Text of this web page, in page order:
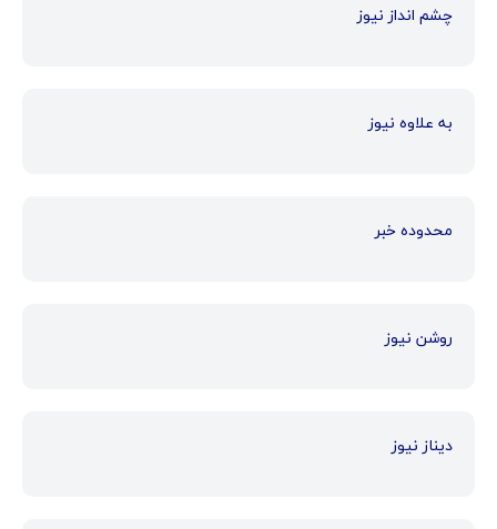
چشم انداز نیوز
به علاوه نیوز
محدوده خبر
روشن نیوز
دیناز نیوز